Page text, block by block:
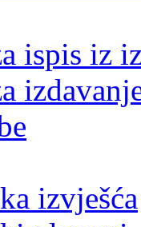
ispis iz
izvješća